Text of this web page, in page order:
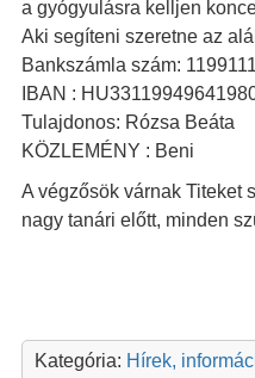
a gyógyulásra kelljen
Aki segíteni szeretne az
Bankszámla szám:
IBAN :
Tulajdonos: Rózsa Beáta
KÖZLEMÉNY : Beni
A végzősök várnak Titeket
nagy tanári előtt, minden
Kategória: Hírek,